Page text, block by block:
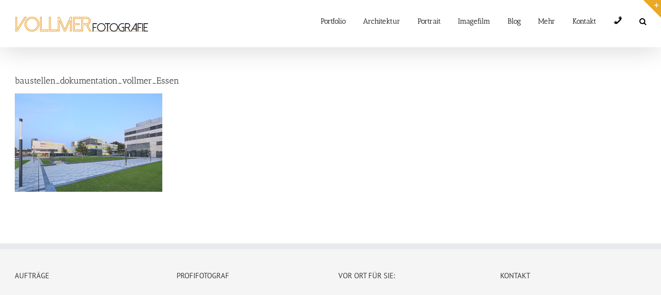
Inhalt
springen
Portfolio Architektur Portrait Imagefilm Blog Mehr Kontakt Telefon
baustellen_dokumentation_vollmer_Essen
AUFTRÄGE PROFIFOTOGRAF VOR ORT FÜR SIE: KONTAKT